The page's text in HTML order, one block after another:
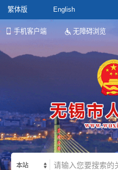
繁体版 English
手机客户端 无障碍浏览
本站